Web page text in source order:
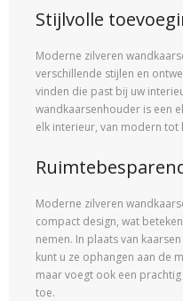
Stijlvolle
Moderne zilveren
verschillende stijlen en
vinden die past bij uw
wandkaarsenhouder is een
elk interieur, van modern tot
Moderne zilveren
compact design, wat
nemen. In plaats van
kunt u ze ophangen aan de
maar voegt ook een
toe.